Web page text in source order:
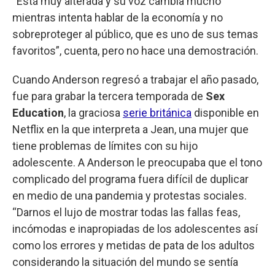
mientras intenta hablar de la economía y no
sobreproteger al público, que es uno de sus temas
favoritos”, cuenta, pero no hace una demostración.
Cuando Anderson regresó a trabajar el año pasado,
fue para grabar la tercera temporada de Sex
Education, la graciosa serie británica disponible en
Netflix en la que interpreta a Jean, una mujer que
tiene problemas de límites con su hijo
adolescente. A Anderson le preocupaba que el tono
complicado del programa fuera difícil de duplicar
en medio de una pandemia y protestas sociales.
“Darnos el lujo de mostrar todas las fallas feas,
incómodas e inapropiadas de los adolescentes así
como los errores y metidas de pata de los adultos
considerando la situación del mundo se sentía